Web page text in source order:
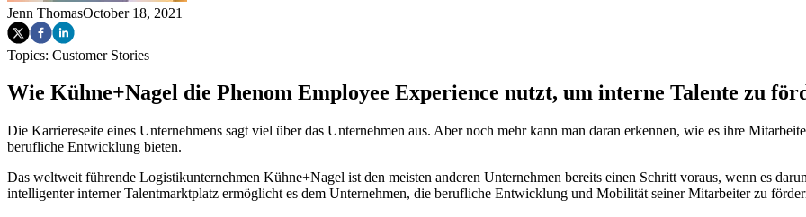
Jenn ThomasOctober 18, 2021
Topics: Customer Stories
Wie Kühne+Nagel die Phenom Employee Experience nutzt, um interne Talente zu
Die Karriereseite eines Unternehmens sagt viel über das Unternehmen aus. Aber noch mehr kann man daran erkennen, wie es ihre
berufliche Entwicklung bieten.
Das weltweit führende Logistikunternehmen Kühne+Nagel ist den meisten anderen Unternehmen bereits einen Schritt voraus, wenn es
intelligenter interner Talentmarktplatz ermöglicht es dem Unternehmen, die berufliche Entwicklung und Mobilität seiner Mitarbeiter zu